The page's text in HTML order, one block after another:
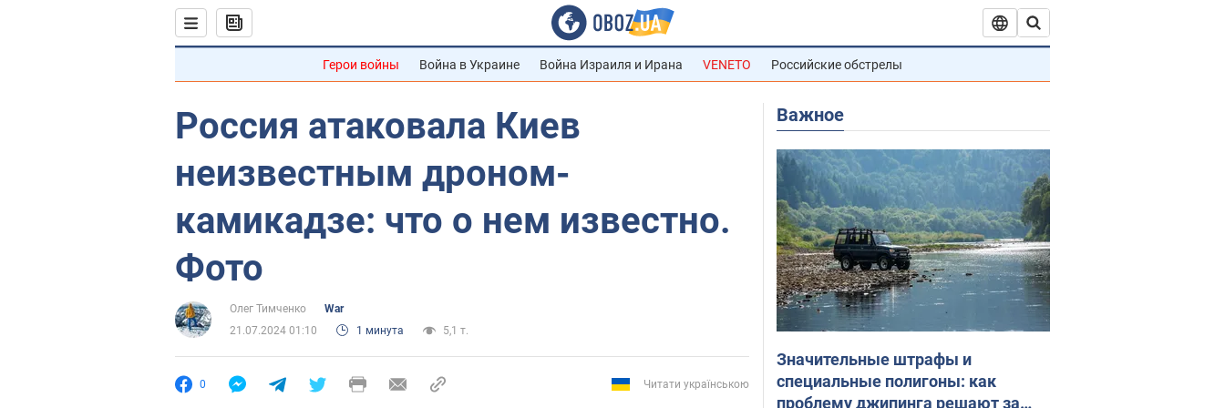
Герои войны Война в Украине Война Израиля и Ирана VENETO Российские обстрелы
Россия атаковала Киев
неизвестным дроном-
камикадзе: что о нем известно.
Фото
Олег Тимченко
War
21.07.2024 01:10
1 минута 5,1 т.
0 Читати українською
Важное
Значительные штрафы и
специальные полигоны: как
проблему джипинга решают за